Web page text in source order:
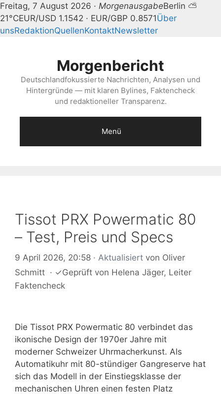
Freitag, 7 August 2026 · MorgenausgabeBerlin ⛅
21°CEUR/USD 1.1542 · EUR/GBP 0.8571Über
unsRedaktionQuellenKontaktNewsletter
Morgenbericht
Deutschlandfokussierte Nachrichten, Analysen und
Hintergründe — mit klaren Bylines, Faktencheck
und redaktioneller Transparenz.
Menü
Tissot PRX Powermatic 80
– Test, Preis und Specs
9 April 2026, 20:58 · Aktualisiert von Oliver
Schmitt · ✓Geprüft von Helena Jäger, Leiter
Faktencheck
Die Tissot PRX Powermatic 80 verbindet das
ikonische Design der 1970er Jahre mit
moderner Schweizer Uhrmacherkunst. Als
Automatikuhr mit 80-stündiger Gangreserve hat
sich das Modell in der Einstiegsklasse der
mechanischen Uhren einen festen Platz